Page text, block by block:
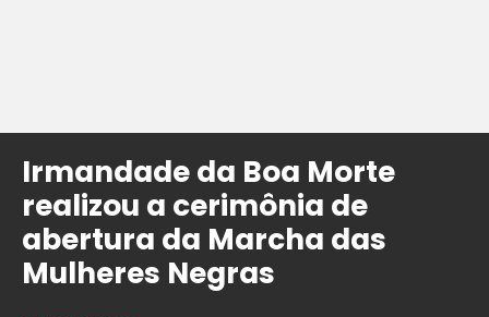
Irmandade da Boa Morte
realizou a cerimônia de
abertura da Marcha das
Mulheres Negras